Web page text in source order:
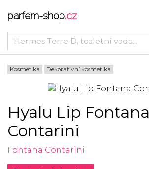
parfem-shop.cz
Kosmetika Dekorativní kosmetika
Hyalu Lip Fontana
Contarini
Fontana Contarini